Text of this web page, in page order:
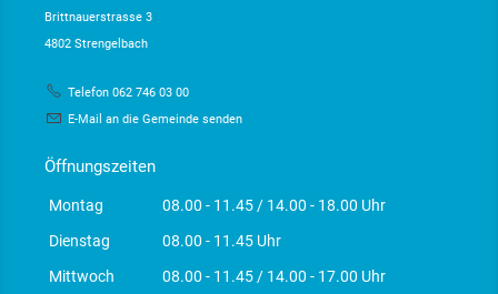
Brittnauerstrasse 3
4802 Strengelbach
Telefon 062 746 03 00
E-Mail an die Gemeinde senden
Öffnungszeiten
Montag
08.00 - 11.45 / 14.00 - 18.00 Uhr
Dienstag
08.00 - 11.45 Uhr
Mittwoch
08.00 - 11.45 / 14.00 - 17.00 Uhr